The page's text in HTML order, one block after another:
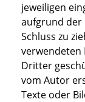
jeweiligen
aufgrund der
Schluss zu
verwendeten
Dritter
vom Autor
Texte oder